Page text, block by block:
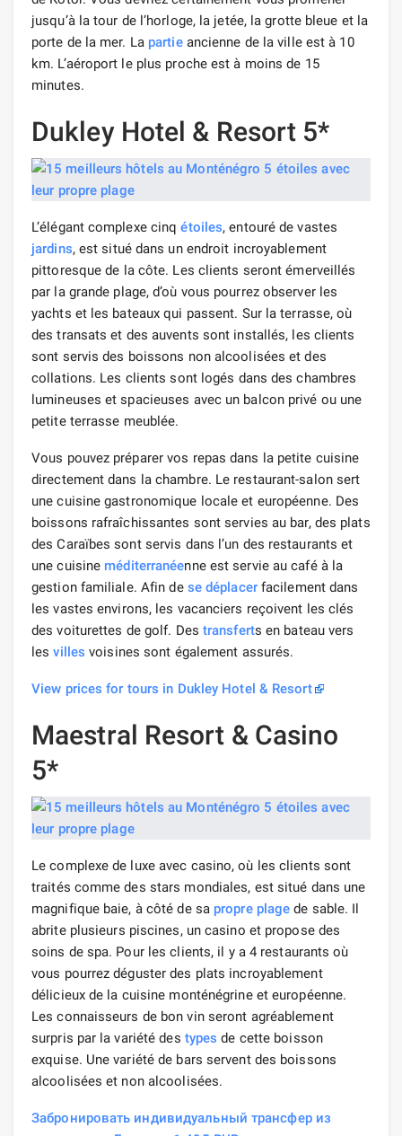
jusqu’à la tour de l’horloge, la jetée, la grotte bleue et la
porte de la mer. La partieancienne de la ville est à 10
km. L’aéroport le plus proche est à moins de 15
minutes.
Dukley Hotel & Resort 5*
L’élégant complexe cinqétoiles, entouré de vastes
jardins, est situé dans un endroit incroyablement
pittoresque de la côte. Les clients seront émerveillés
par la grande plage, d’où vous pourrez observer les
yachts et les bateaux qui passent. Sur la terrasse, où
des transats et des auvents sont installés, les clients
sont servis des boissons non alcoolisées et des
collations. Les clients sont logés dans des chambres
lumineuses et spacieuses avec un balcon privé ou une
petite terrasse meublée.
Vous pouvez préparer vos repas dans la petite cuisine
directement dans la chambre. Le restaurant-salon sert
une cuisine gastronomique locale et européenne. Des
boissons rafraîchissantes sont servies au bar, des plats
des Caraïbes sont servis dans l’un des restaurants et
une cuisine méditerranéenne est servie au café à la
gestion familiale. Afin de se déplacerfacilement dans
les vastes environs, les vacanciers reçoivent les clés
des voiturettes de golf. Des transferts en bateau vers
lesvilles voisines sont également assurés.
View prices for tours in Dukley Hotel & Resort
Maestral Resort & Casino
5*
Le complexe de luxe avec casino, où les clients sont
traités comme des stars mondiales, est situé dans une
magnifique baie, à côté de sa propre plage de sable. Il
abrite plusieurs piscines, un casino et propose des
soins de spa. Pour les clients, il y a 4 restaurants où
vous pourrez déguster des plats incroyablement
délicieux de la cuisine monténégrine et européenne.
Les connaisseurs de bon vin seront agréablement
surpris par la variété des types de cette boisson
exquise. Une variété de bars servent des boissons
alcoolisées et non alcoolisées.
Забронировать индивидуальный трансфер из